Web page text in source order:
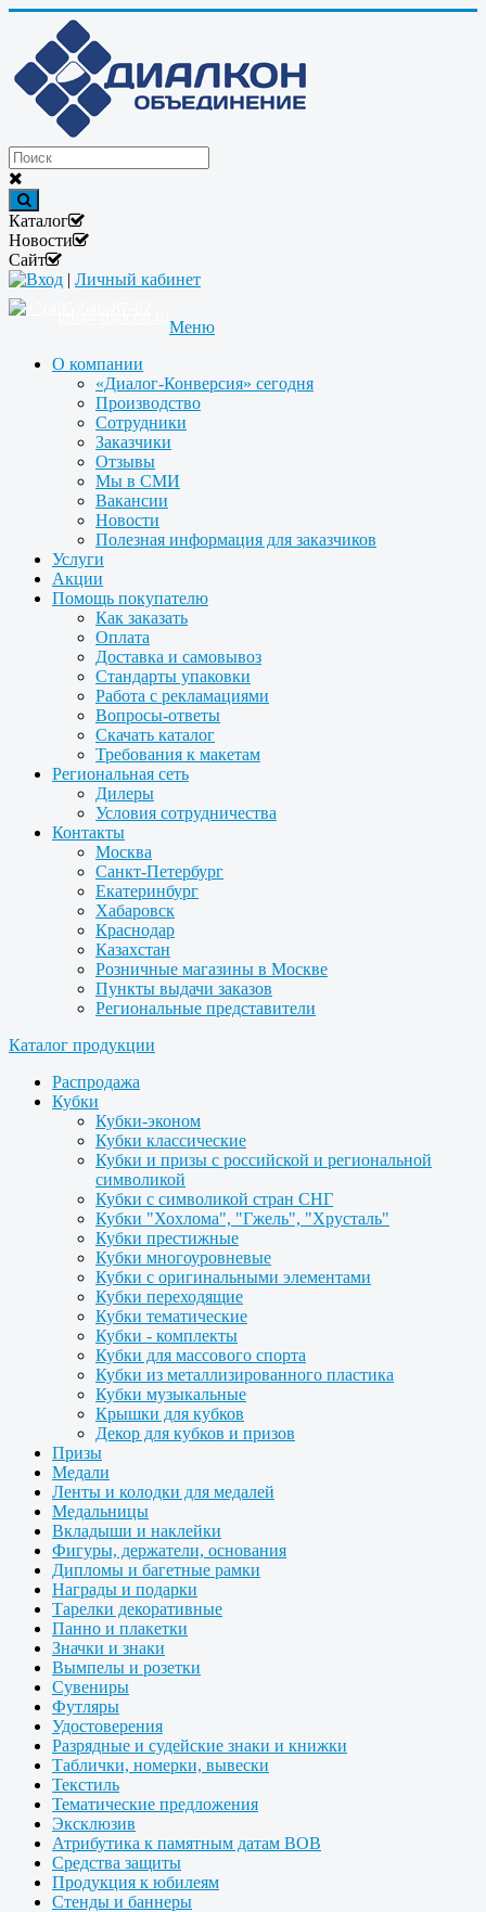
Каталог
Новости
Сайт
Вход | Личный кабинет
Меню
О компании
«Диалог-Конверсия» сегодня
Производство
Сотрудники
Заказчики
Отзывы
Мы в СМИ
Вакансии
Новости
Полезная информация для заказчиков
Услуги
Акции
Помощь покупателю
Как заказать
Оплата
Доставка и самовывоз
Стандарты упаковки
Работа с рекламациями
Вопросы-ответы
Скачать каталог
Требования к макетам
Региональная сеть
Дилеры
Условия сотрудничества
Контакты
Москва
Санкт-Петербург
Екатеринбург
Хабаровск
Краснодар
Казахстан
Розничные магазины в Москве
Пункты выдачи заказов
Региональные представители
Каталог продукции
Распродажа
Кубки
Кубки-эконом
Кубки классические
Кубки и призы с российской и региональной
символикой
Кубки с символикой стран СНГ
Кубки "Хохлома", "Гжель", "Хрусталь"
Кубки престижные
Кубки многоуровневые
Кубки с оригинальными элементами
Кубки переходящие
Кубки тематические
Кубки - комплекты
Кубки для массового спорта
Кубки из металлизированного пластика
Кубки музыкальные
Крышки для кубков
Декор для кубков и призов
Призы
Медали
Ленты и колодки для медалей
Медальницы
Вкладыши и наклейки
Фигуры, держатели, основания
Дипломы и багетные рамки
Награды и подарки
Тарелки декоративные
Панно и плакетки
Значки и знаки
Вымпелы и розетки
Сувениры
Футляры
Удостоверения
Разрядные и судейские знаки и книжки
Таблички, номерки, вывески
Текстиль
Тематические предложения
Эксклюзив
Атрибутика к памятным датам ВОВ
Средства защиты
Продукция к юбилеям
Стенды и баннеры